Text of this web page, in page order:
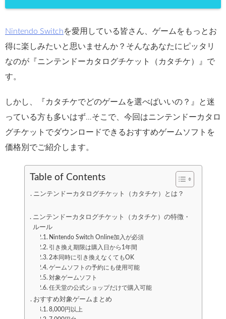
Nintendo Switchを愛用している皆さん、ゲームをもっとお
得に楽しみたいと思いませんか？そんなあなたにピッタリ
なのが『ニンテンドーカタログチケット（カタチケ）』で
す。
しかし、『カタチケでどのゲームを選べばいいの？』と迷
っている方も多いはず…そこで、今回はニンテンドーカタロ
グチケットでダウンロードできるおすすめゲームソフトを
価格別でご紹介します。
Table of Contents
ニンテンドーカタログチケット（カタチケ）とは？
ニンテンドーカタログチケット（カタチケ）の特徴・
ルール
Nintendo Switch Online加入が必須
引き換え期限は購入日から1年間
2本同時に引き換えなくてもOK
ゲームソフトの予約にも使用可能
対象ゲームソフト
任天堂の公式ショップだけで購入可能
おすすめ対象ゲームまとめ
8,000円以上